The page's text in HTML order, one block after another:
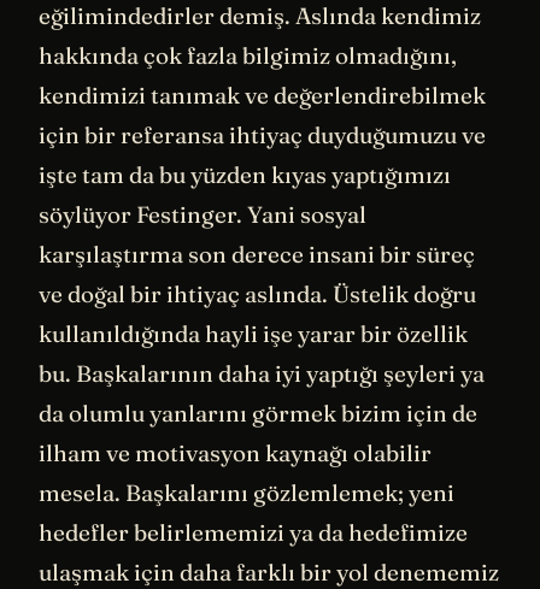
eğilimindedirler demiş. Aslında kendimiz
hakkında çok fazla bilgimiz olmadığını,
kendimizi tanımak ve değerlendirebilmek
için bir referansa ihtiyaç duyduğumuzu ve
işte tam da bu yüzden kıyas yaptığımızı
söylüyor Festinger. Yani sosyal
karşılaştırma son derece insani bir süreç
ve doğal bir ihtiyaç aslında. Üstelik doğru
kullanıldığında hayli işe yarar bir özellik
bu. Başkalarının daha iyi yaptığı şeyleri ya
da olumlu yanlarını görmek bizim için de
ilham ve motivasyon kaynağı olabilir
mesela. Başkalarını gözlemlemek; yeni
hedefler belirlememizi ya da hedefimize
ulaşmak için daha farklı bir yol denememiz